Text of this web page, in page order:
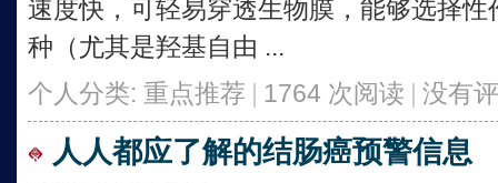
速度快，可轻易穿透生物膜，能够选择
种（尤其是羟基自由 ...
个人分类: 重点推荐 | 1764 次阅读 | 没有
人人都应了解的结肠癌预警信息